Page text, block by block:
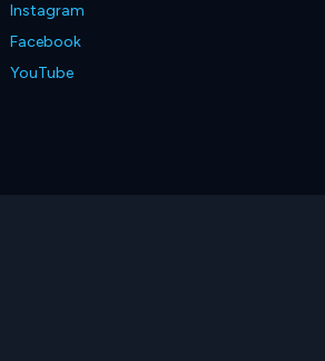
Instagram
Facebook
YouTube